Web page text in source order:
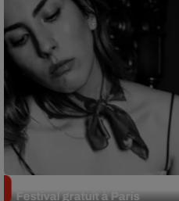
Festival gratuit à Paris